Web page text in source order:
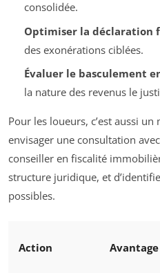
consolidée.
Optimiser la déclaration
des exonérations ciblées.
Évaluer le basculement
la nature des revenus le
Pour les loueurs, c’est aussi
envisager une consultation
conseiller en fiscalité
structure juridique, et
possibles.
Action Avantage